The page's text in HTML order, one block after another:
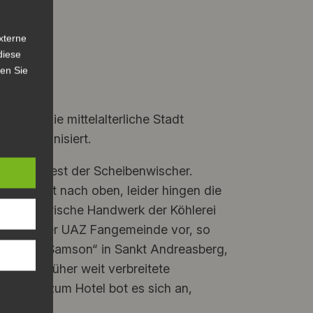
war die mittelalterliche Stadt
organisiert.
der Scheibenwischer.
nach oben, leider hingen die
historische Handwerk der Köhlerei
der UAZ Fangemeinde vor, so
Samson“ in Sankt Andreasberg,
die früher weit verbreitete
zum Hotel bot es sich an,
Sie